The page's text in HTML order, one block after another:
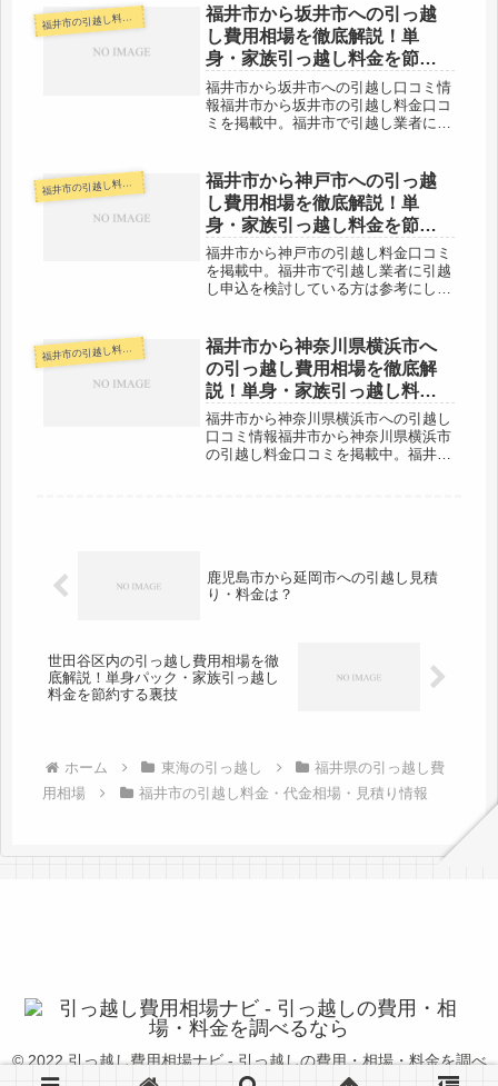
時間半以上かかるので、その日のうち
の引越しは難しいでしょう。大体の...
福井市の引越し料金・代金相場・見積り情報
福井市から坂井市への引っ越
し費用相場を徹底解説！単
身・家族引っ越し料金を節約
する裏技
福井市から坂井市への引越し口コミ情
報福井市から坂井市の引越し料金口コ
ミを掲載中。福井市で引越し業者に引
はすぐとなりなので、引越し代金も格
安で住む場合が多いです。なるべく多
く...
福井市の引越し料金・代金相場・見積り情報
福井市から神戸市への引っ越
し費用相場を徹底解説！単
身・家族引っ越し料金を節約
する裏技
福井市から神戸市の引越し料金口コミ
を掲載中。福井市で引越し業者に引越
し申込を検討している方は参考にして
3時間近くかかる範囲ですので、その
日中の引越しは微妙になってきます...
福井市の引越し料金・代金相場・見積り情報
福井市から神奈川県横浜市へ
の引っ越し費用相場を徹底解
説！単身・家族引っ越し料金
を節約する裏技
福井市から神奈川県横浜市への引越し
口コミ情報福井市から神奈川県横浜市
の引越し料金口コミを掲載中。福井市
鹿児島市から延岡市への引越し見積
り・料金は？
世田谷区内の引っ越し費用相場を徹
底解説！単身パック・家族引っ越し
料金を節約する裏技
ホーム 東海の引っ越し
福井県の引っ越し費
用相場
福井市の引越し料金・代金相場・見積り情報
© 2022 引っ越し費用相場ナビ - 引っ越しの費用・相場・料金を調べ